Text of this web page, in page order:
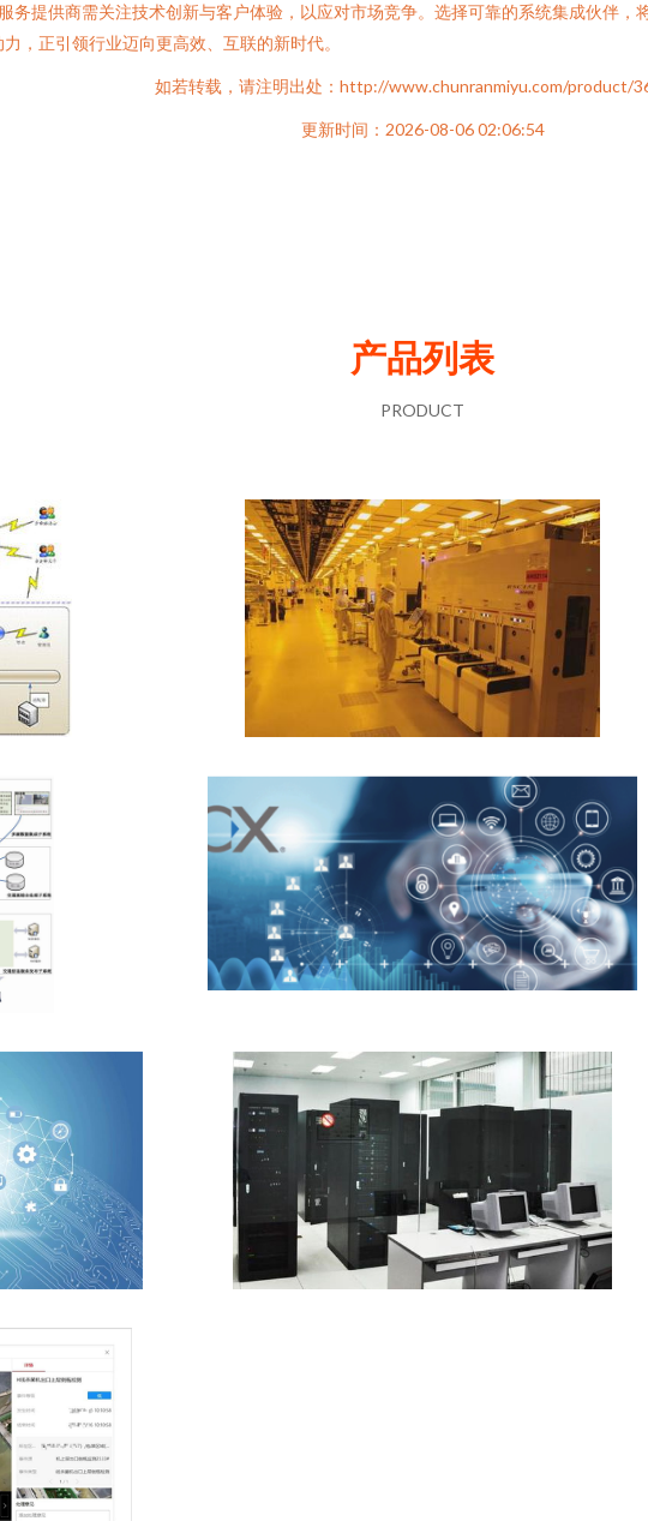
务提供商需关注技术创新与客户体验，以应对市场竞争。选择可靠的系统集成伙伴
，正引领行业迈向更高效、互联的新时代。
如若转载，请注明出处：http://www.chunranmiyu.com/product/
更新时间：2026-08-06 02:06:54
产品列表
PRODUCT